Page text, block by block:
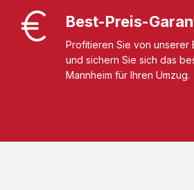
Best-Preis-
Profitieren Sie von unserer
und sichern Sie sich das
Mannheim für Ihren Umzug.